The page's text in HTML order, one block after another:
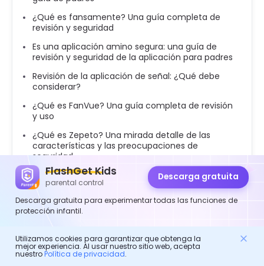
¿Qué es fansamente? Una guía completa de
revisión y seguridad
Es una aplicación amino segura: una guía de
revisión y seguridad de la aplicación para padres
Revisión de la aplicación de señal: ¿Qué debe
considerar?
¿Qué es FanVue? Una guía completa de revisión
y uso
¿Qué es Zepeto? Una mirada detalle de las
características y las preocupaciones de
seguridad
Es seguro para niños de 12 años: una guía de
padres sobre seguridad y uso
Revisión de la aplicación de dramabox: ¿es
bueno, seguro y legal?
FlashGet Kids
parental control
Descarga gratuita
Descarga gratuita para experimentar todas las funciones de
protección infantil.
Utilizamos cookies para garantizar que obtenga la
mejor experiencia. Al usar nuestro sitio web, acepta
nuestroPolítica de privacidad.